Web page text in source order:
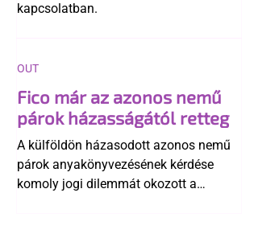
kapcsolatban.
Fico már az azonos nemű
párok házasságától retteg
A külföldön házasodott azonos nemű
párok anyakönyvezésének kérdése
komoly jogi dilemmát okozott a
OUT